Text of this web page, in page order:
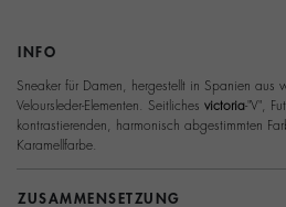
INFO
Sneaker für Damen, hergestellt in Spanien aus
Veloursleder-Elementen. Seitliches victoria-"V",
kontrastierenden, harmonisch abgestimmten
Karamellfarbe.
ZUSAMMENSETZUNG